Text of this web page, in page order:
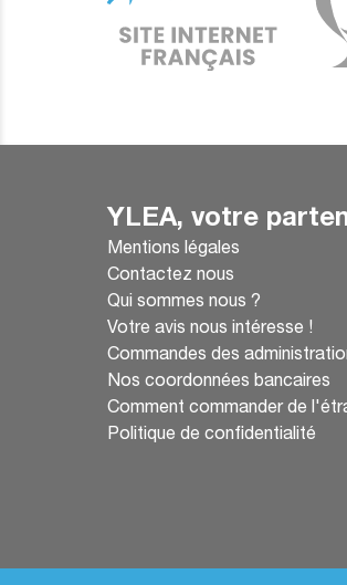
YLEA, votre
Mentions légales
Contactez nous
Qui sommes nous ?
Votre avis nous intéresse !
Commandes des
Nos coordonnées bancaires
Comment commander de
Politique de confidentialité